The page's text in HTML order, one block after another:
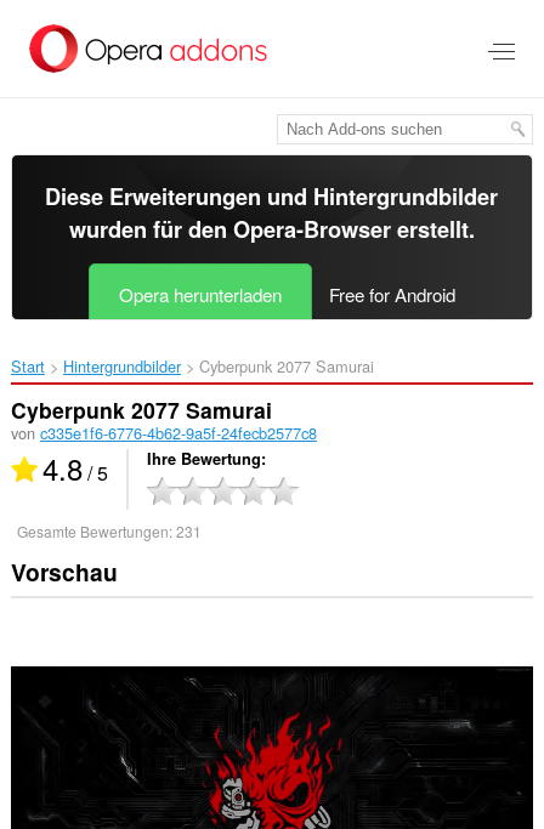
Hauptinhalt
springen
Diese Erweiterungen und Hintergrundbilder
wurden für den Opera-Browsererstellt.
Opera herunterladen Free for Android
Start Hintergrundbilder Cyberpunk 2077 Samurai‎
Cyberpunk 2077 Samurai
von c335e1f6-6776-4b62-9a5f-24fecb2577c8
4.8/ 5 Ihre Bewertung
Gesamte Bewertungen:231
Vorschau